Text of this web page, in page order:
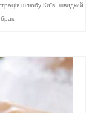
шлюбу Київ швидкий
брак